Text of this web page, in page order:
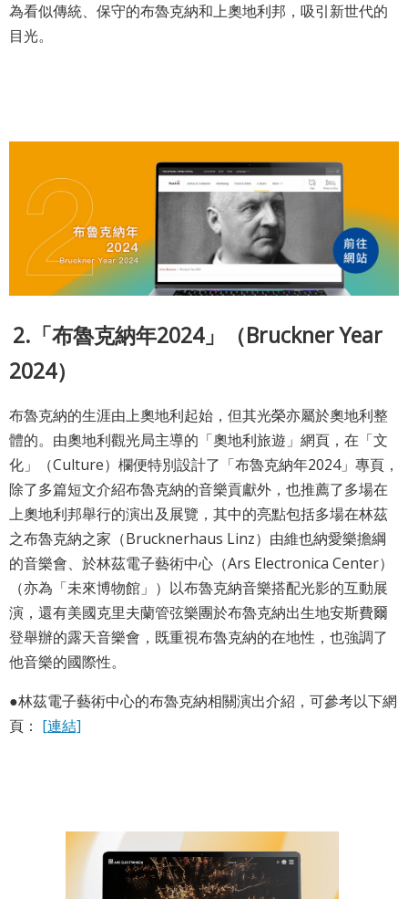
訊
安
作
聲
為看似傳統、保守的布魯克納和上奧地利邦，吸引新世代的
目光。
2.「布魯克納年2024」（Bruckner Year
2024）
布魯克納的生涯由上奧地利起始，但其光榮亦屬於奧地利整
體的。由奧地利觀光局主導的「奧地利旅遊」網頁，在「文
化」（Culture）欄便特別設計了「布魯克納年2024」專頁，
除了多篇短文介紹布魯克納的音樂貢獻外，也推薦了多場在
上奧地利邦舉行的演出及展覽，其中的亮點包括多場在林茲
之布魯克納之家（Brucknerhaus Linz）由維也納愛樂擔綱
的音樂會、於林茲電子藝術中心（Ars Electronica Center）
（亦為「未來博物館」）以布魯克納音樂搭配光影的互動展
演，還有美國克里夫蘭管弦樂團於布魯克納出生地安斯費爾
登舉辦的露天音樂會，既重視布魯克納的在地性，也強調了
他音樂的國際性。
●林茲電子藝術中心的布魯克納相關演出介紹，可參考以下網
頁： [連結]